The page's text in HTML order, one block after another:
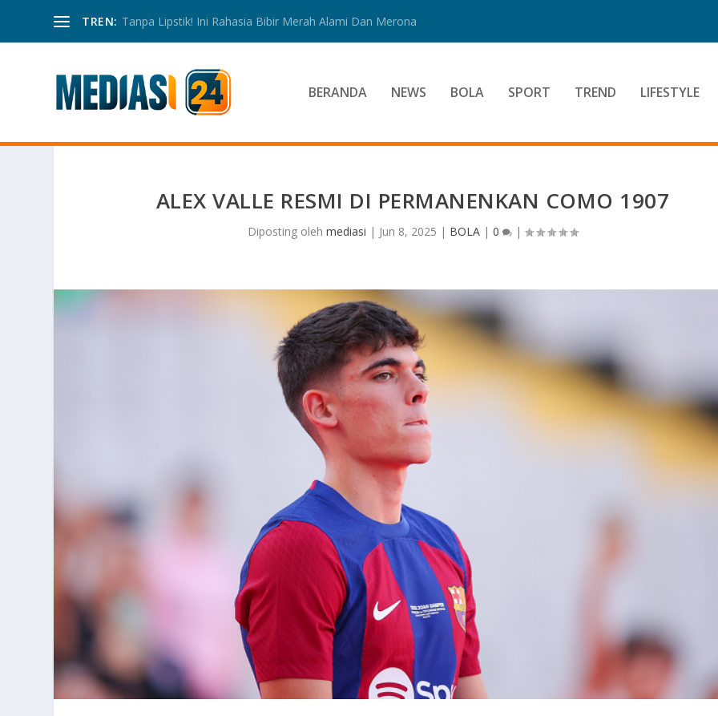
TREN: Tanpa Lipstik! Ini Rahasia Bibir Merah Alami Dan Merona
BERANDA NEWS BOLA SPORT TREND LIFESTYLE
ALEX VALLE RESMI DI PERMANENKAN COMO 1907
Diposting oleh mediasi | Jun 8, 2025 | BOLA| 0 |